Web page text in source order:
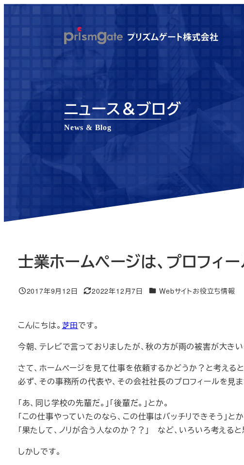
ニュース＆ブログ
News & Blog
士業ホームページは、プロフィ
投稿日
2017年9月12日
更新日
2022年12月7日 ニュース＆ブログカテゴリー
Webサイトお役立ち情報
こんにちは。 芝田です。
今朝、テレビで言っておりましたが、秋の方が雨の被害が大きい
さて、ホームページを見て仕事を依頼するかどうか？と考えると
必ず、その事務所の代表や、その会社社長のプロフィールを見
「あ、同じ学校の先輩だ。」「後輩だ。」とか。
「この仕事やっていたのなら、この仕事はバッチリできそう」とか
「果たして、ノリが合う人なのか？？」 など、いろいろ考えると
しかしです。